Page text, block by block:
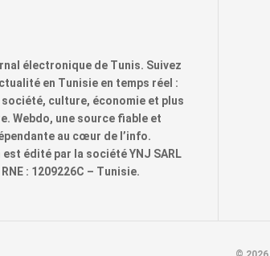
électronique de Tunis. Suivez
en Tunisie en temps réel :
culture, économie et plus
Webdo, une source fiable et
au cœur de l’info.
est édité par la société YNJ SARL
RNE : 1209226C – Tunisie.